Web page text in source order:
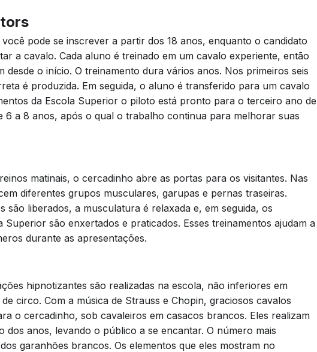
pode se inscrever a partir dos 18 anos, enquanto o candidato
a cavalo. Cada aluno é treinado em um cavalo experiente, então
desde o início. O treinamento dura vários anos. Nos primeiros seis
é produzida. Em seguida, o aluno é transferido para um cavalo
da Escola Superior o piloto está pronto para o terceiro ano de
6 a 8 anos, após o qual o trabalho continua para melhorar suas
matinais, o cercadinho abre as portas para os visitantes. Nas
diferentes grupos musculares, garupas e pernas traseiras.
são liberados, a musculatura é relaxada e, em seguida, os
são enxertados e praticados. Esses treinamentos ajudam a
durante as apresentações.
hipnotizantes são realizadas na escola, não inferiores em
circo. Com a música de Strauss e Chopin, graciosos cavalos
o cercadinho, sob cavaleiros em casacos brancos. Eles realizam
dos anos, levando o público a se encantar. O número mais
garanhões brancos. Os elementos que eles mostram no